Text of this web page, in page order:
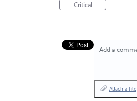
Critical
Add a
Attach a File